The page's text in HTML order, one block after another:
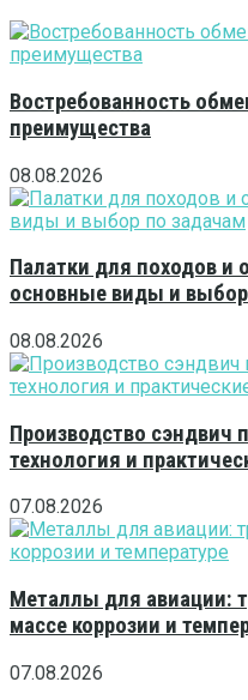
Востребованность
преимущества
08.08.2026
Палатки для походов и
основные виды и
08.08.2026
Производство сэндвич
технология и
07.08.2026
Металлы для авиации:
массе коррозии и
07.08.2026